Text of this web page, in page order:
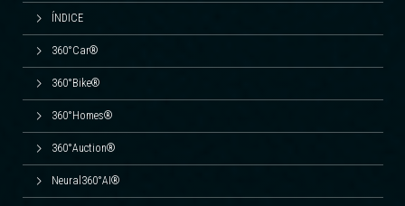
ÍNDICE
360°Car®
360°Bike®
360°Homes®
360°Auction®
Neural360°AI®